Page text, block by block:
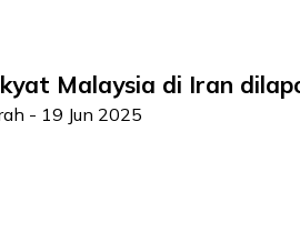
Malaysia di Iran
- 19 Jun 2025